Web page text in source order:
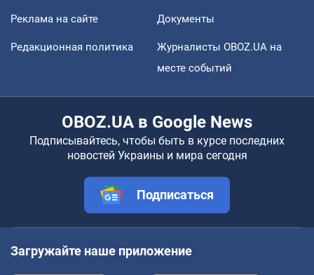
Реклама на сайте Документы
Редакционная политика
Журналисты OBOZ.UA на
месте событий
OBOZ.UA в Google News
Подписывайтесь, чтобы быть в курсе последних
новостей Украины и мира сегодня
Подписаться
Загружайте наше приложение